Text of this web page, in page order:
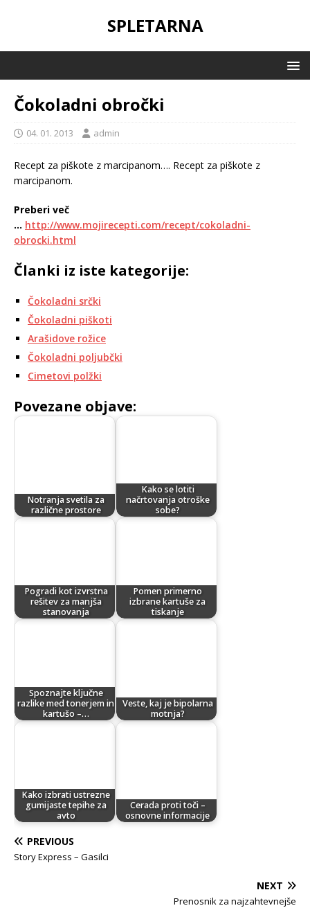
SPLETARNA
Čokoladni obročki
04. 01. 2013 admin
Recept za piškote z marcipanom…. Recept za piškote z
marcipanom.
Preberi več
… http://www.mojirecepti.com/recept/cokoladni-
obrocki.html
Članki iz iste kategorije:
Čokoladni srčki
Čokoladni piškoti
Arašidove rožice
Čokoladni poljubčki
Cimetovi polžki
Povezane objave:
Notranja svetila za
različne prostore
Kako se lotiti
načrtovanja otroške
sobe?
Pogradi kot izvrstna
rešitev za manjša
stanovanja
Pomen primerno
izbrane kartuše za
tiskanje
Spoznajte ključne
razlike med tonerjem in
kartušo –…
Veste, kaj je bipolarna
motnja?
Kako izbrati ustrezne
gumijaste tepihe za
avto
Cerada proti toči –
osnovne informacije
PREVIOUS
Story Express – Gasilci
NEXT
Prenosnik za najzahtevnejše